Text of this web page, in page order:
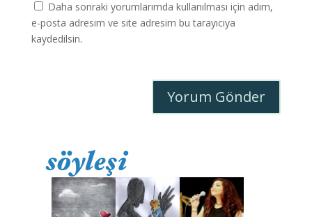
Daha sonraki yorumlarımda kullanılması için adım,
e-posta adresim ve site adresim bu tarayıcıya
kaydedilsin.